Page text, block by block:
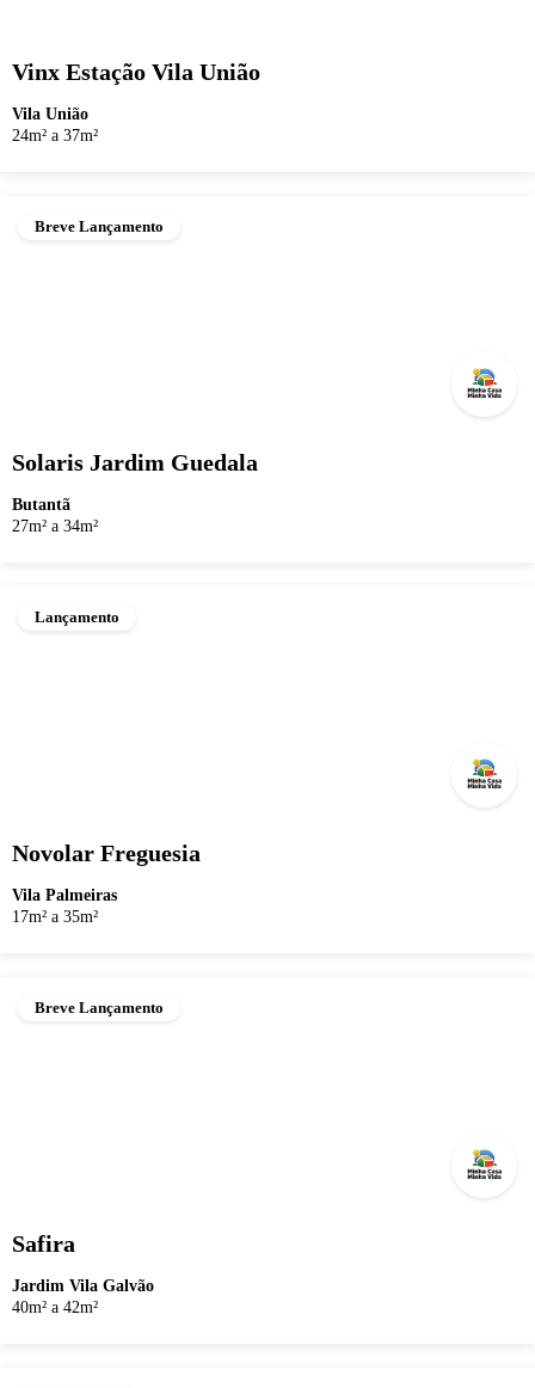
Vinx Estação Vila União
Vila União
24m² a 37m²
Breve Lançamento
Solaris Jardim Guedala
Butantã
27m² a 34m²
Lançamento
Novolar Freguesia
Vila Palmeiras
17m² a 35m²
Breve Lançamento
Safira
Jardim Vila Galvão
40m² a 42m²